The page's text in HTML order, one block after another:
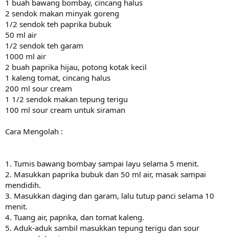
1 buah bawang bombay, cincang halus
2 sendok makan minyak goreng
1/2 sendok teh paprika bubuk
50 ml air
1/2 sendok teh garam
1000 ml air
2 buah paprika hijau, potong kotak kecil
1 kaleng tomat, cincang halus
200 ml sour cream
1 1/2 sendok makan tepung terigu
100 ml sour cream untuk siraman
Cara Mengolah :
1. Tumis bawang bombay sampai layu selama 5 menit.
2. Masukkan paprika bubuk dan 50 ml air, masak sampai
mendidih.
3. Masukkan daging dan garam, lalu tutup panci selama 10
menit.
4. Tuang air, paprika, dan tomat kaleng.
5. Aduk-aduk sambil masukkan tepung terigu dan sour